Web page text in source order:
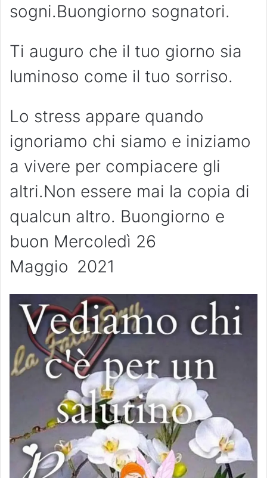
sogni.Buongiorno sognatori.
Ti auguro che il tuo giorno sia
luminoso come il tuo sorriso.
Lo stress appare quando
ignoriamo chi siamo e iniziamo
a vivere per compiacere gli
altri.Non essere mai la copia di
qualcun altro. Buongiorno e
buon Mercoledì 26
Maggio 2021